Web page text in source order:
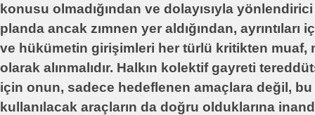
konusu olmadığından ve dolayısıyla yönlendirici
planda ancak zımnen yer aldığından, ayrıntıları
ve hükümetin girişimleri her türlü kritikten muaf,
olarak alınmalıdır. Halkın kolektif gayreti
için onun, sadece hedeflenen amaçlara değil,
kullanılacak araçların da doğru olduklarına